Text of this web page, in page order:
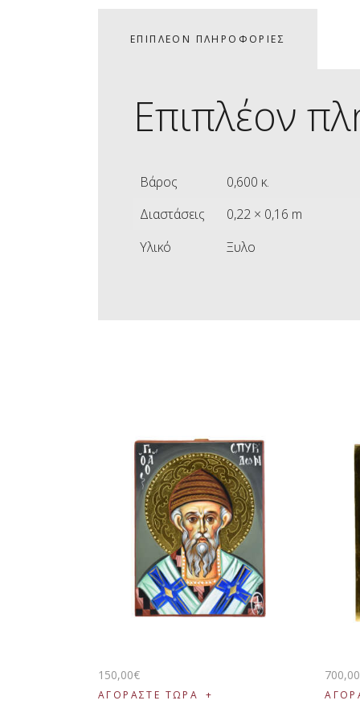
ΕΠΙΠΛΈΟΝ ΠΛΗΡΟΦΟΡΊΕΣ
Επιπλέον
Βάρος
0,600 κ.
Διαστάσεις
0,22 × 0,16 m
Υλικό
Ξυλο
150,00€
ΑΓΟΡΑΣΤΕ ΤΩΡΑ
700,00